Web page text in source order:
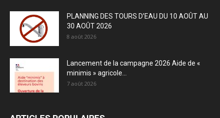
PLANNING DES TOURS D’EAU DU 10 AOÛT AU
30 AOÛT 2026
8 août 2026
Lancement de la campagne 2026 Aide de «
minimis » agricole...
7 août 2026